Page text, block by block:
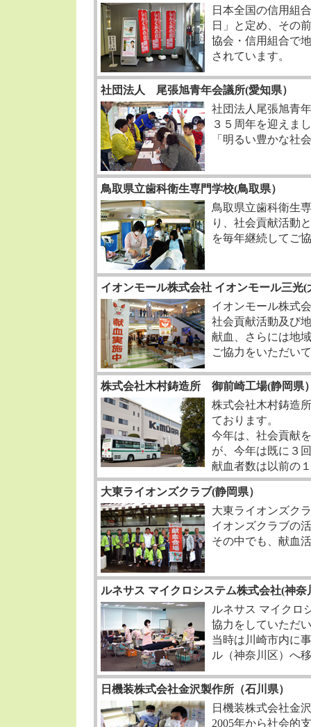
日本全国の信用組
日」と定め、その
協会・信用組合で
されています。
社団法人 尾張旭青年会議所(愛知県）
社団法人尾張旭青
３５周年を迎えま
「明るい豊かな社
鳥取県立歯科衛生専門学校(鳥取県）
鳥取県立歯科衛生
り、社会貢献活動
を毎年継続してご
イオンモール株式会社 イオンモール三光(
イオンモール株式
社会貢献活動及び
献血、さらには地
ご協力をいただい
株式会社木村鋳造所 御前崎工場(静岡県
株式会社木村鋳造
ております。
今年は、社会貢献
が、今年は既に３
献血者数は以前の
大東ライオンズクラブ(静岡県）
大東ライオンズク
イオンズクラブの
その中でも、献血
ルネサス マイクロシステム株式会社(神奈
ルネサス マイクロ
協力をしていただ
当時は川崎市内に
ル（神奈川区）へ
日機装株式会社金沢製作所（石川県）
日機装株式会社金
2005年から社会的